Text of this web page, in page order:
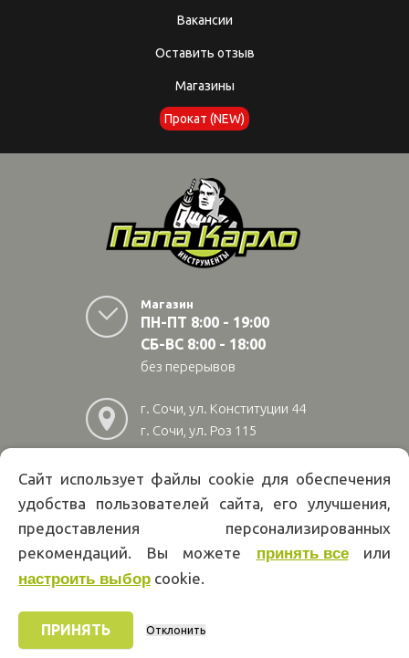
Вакансии
Оставить отзыв
Магазины
Прокат (NEW)
Магазин
ПН-ПТ 8:00 - 19:00
СБ-ВС 8:00 - 18:00
без перерывов
г. Сочи, ул. Конституции 44
г. Сочи, ул. Роз 115
г. Адлер, ул Авиационная
28/10
222 02 01
офертой. Указанные цены действуют только при оформлении заказа
через интернет-магазин papakarlotools.ru.
Сайт использует файлы cookie для обеспечения
удобства пользователей сайта, его улучшения,
предоставления персонализированных
рекомендаций. Вы можете принять всеили
настроить выбор cookie.
ПРИНЯТЬ Отклонить